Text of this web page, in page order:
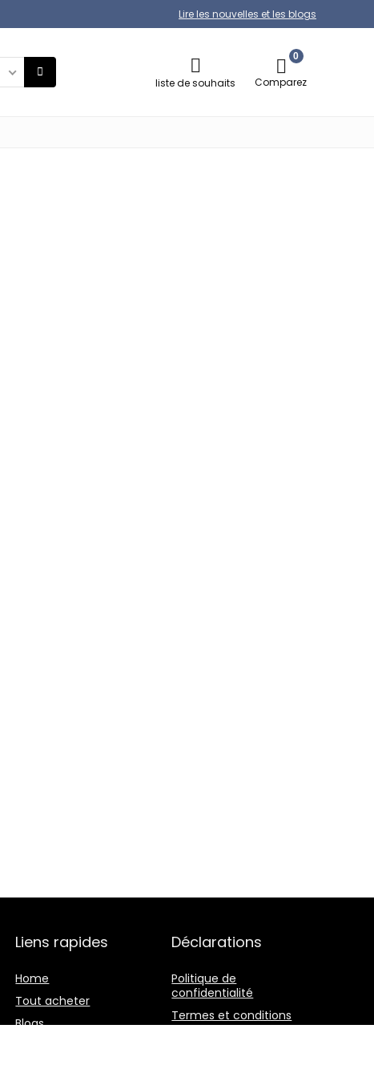
Lire les nouvelles et les blogs
liste de souhaits
0
Comparez
Liens rapides
Home
Tout acheter
Blogs
Déclarations
Politique de
confidentialité
Termes et conditions